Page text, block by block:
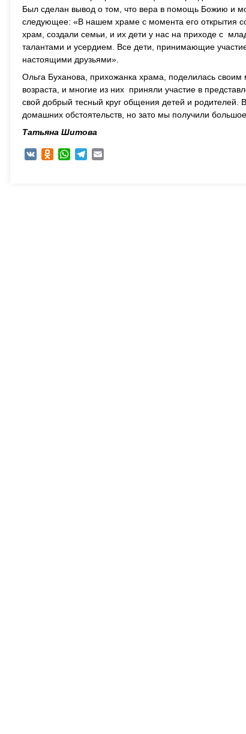
Был сделан вывод о том, что вера в помощь Божию и
следующее: «В нашем храме с момента его открытия
храм, создали семьи, и их дети у нас на приходе с
талантами и усердием. Все дети, принимающие
настоящими друзьями».
Ольга Буханова, прихожанка храма, поделилась
возраста, и многие из них приняли участие в
свой добрый тесный круг общения детей и родителей.
домашних обстоятельств, но зато мы получили
Татьяна Шитова
VK Odnoklassniki
WhatsAppTelegram